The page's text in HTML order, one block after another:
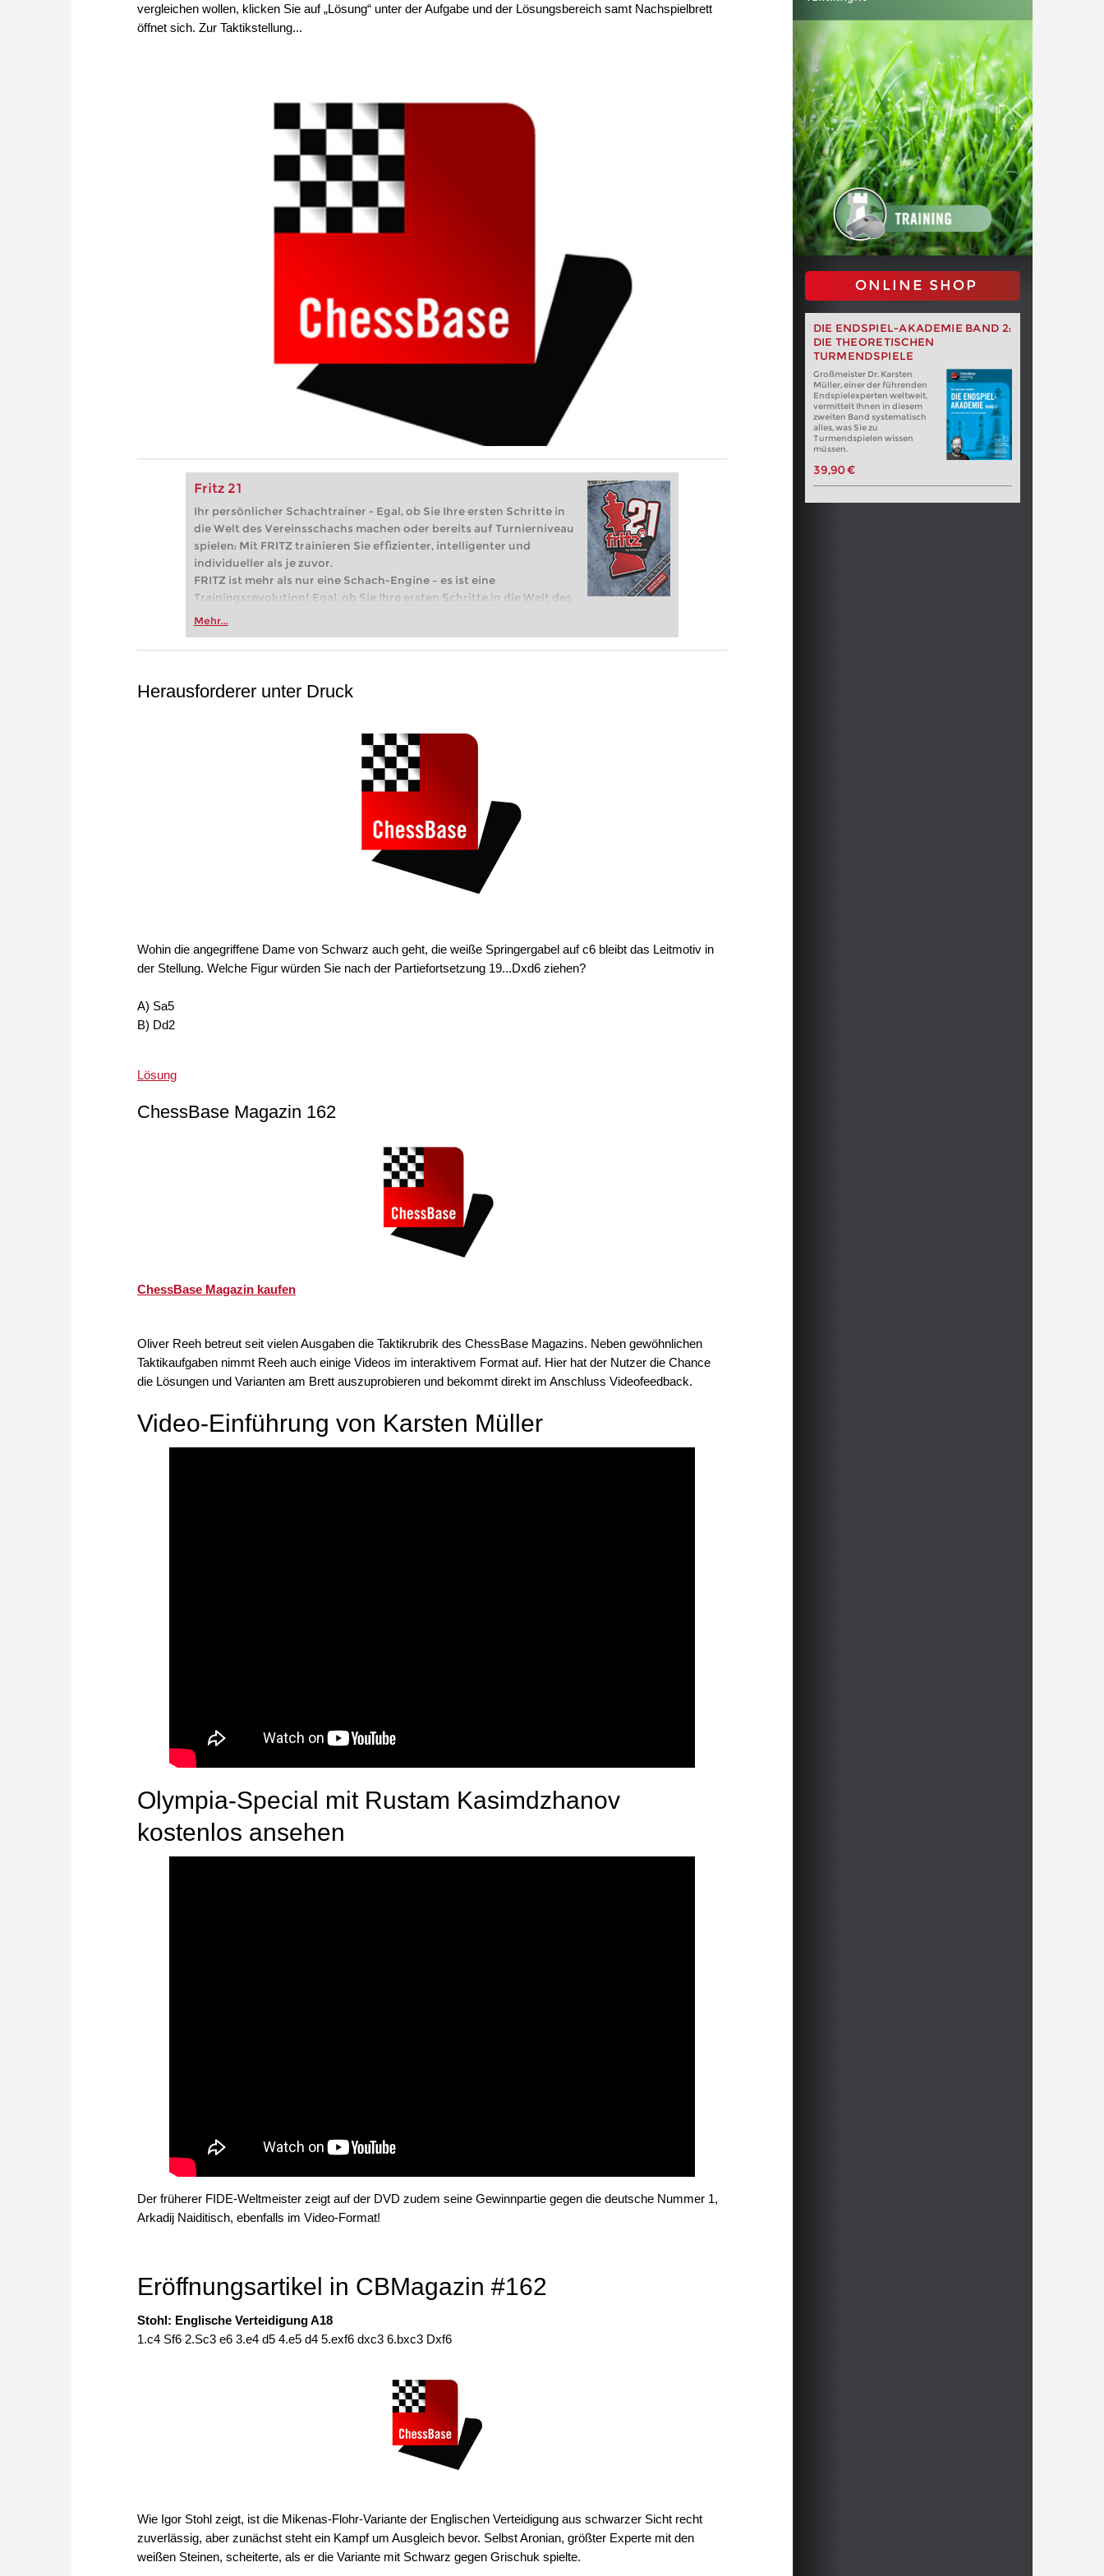
vergleichen wollen, klicken Sie auf „Lösung“ unter der Aufgabe und der Lösungsbereich samt Nachspielbrett
öffnet sich. Zur Taktikstellung...
Fritz 21
Ihr persönlicher Schachtrainer - Egal, ob Sie Ihre ersten Schritte in
die Welt des Vereinsschachs machen oder bereits auf Turnierniveau
spielen: Mit FRITZ trainieren Sie effizienter, intelligenter und
individueller als je zuvor.
FRITZ ist mehr als nur eine Schach-Engine – es ist eine
Trainingsrevolution! Egal, ob Sie Ihre ersten Schritte in die Welt des
Vereinsschachs machen oder bereits auf Turnierniveau spielen: Mit
zuvor.
Mehr...
ONLINE SHOP
DIE ENDSPIEL-AKADEMIE BAND 2:
DIE THEORETISCHEN
TURMENDSPIELE
Großmeister Dr. Karsten
Müller, einer der führenden
Endspielexperten weltweit,
vermittelt Ihnen in diesem
zweiten Band systematisch
alles, was Sie zu
Turmendspielen wissen
müssen.
39,90 €
Herausforderer unter Druck
Wohin die angegriffene Dame von Schwarz auch geht, die weiße Springergabel auf c6 bleibt das Leitmotiv in
der Stellung. Welche Figur würden Sie nach der Partiefortsetzung 19...Dxd6 ziehen?
A) Sa5
B) Dd2
Lösung
ChessBase Magazin 162
ChessBase Magazin kaufen
Oliver Reeh betreut seit vielen Ausgaben die Taktikrubrik des ChessBase Magazins. Neben gewöhnlichen
Taktikaufgaben nimmt Reeh auch einige Videos im interaktivem Format auf. Hier hat der Nutzer die Chance
die Lösungen und Varianten am Brett auszuprobieren und bekommt direkt im Anschluss Videofeedback.
Video-Einführung von Karsten Müller
Olympia-Special mit Rustam Kasimdzhanov
kostenlos ansehen
Der früherer FIDE-Weltmeister zeigt auf der DVD zudem seine Gewinnpartie gegen die deutsche Nummer 1,
Arkadij Naiditisch, ebenfalls im Video-Format!
Eröffnungsartikel in CBMagazin #162
Stohl: Englische Verteidigung A18
1.c4 Sf6 2.Sc3 e6 3.e4 d5 4.e5 d4 5.exf6 dxc3 6.bxc3 Dxf6
Wie Igor Stohl zeigt, ist die Mikenas-Flohr-Variante der Englischen Verteidigung aus schwarzer Sicht recht
zuverlässig, aber zunächst steht ein Kampf um Ausgleich bevor. Selbst Aronian, größter Experte mit den
weißen Steinen, scheiterte, als er die Variante mit Schwarz gegen Grischuk spielte.